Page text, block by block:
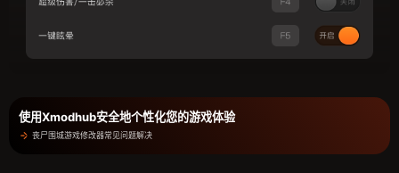
使用Xmodhub安全地个性化您的游戏体验
丧尸围城游戏修改器常见问题解决